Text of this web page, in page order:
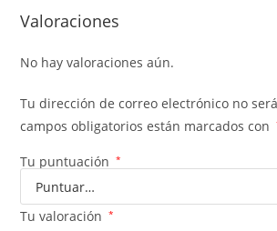
Valoraciones
No hay valoraciones aún.
Tu dirección de correo electrónico no
campos obligatorios están marcados con
Tu puntuación *
Tu valoración *